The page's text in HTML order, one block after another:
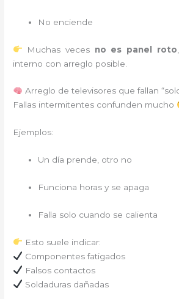
No enciende
Muchas veces no es panel roto
interno con arreglo posible.
Arreglo de televisores que fallan
Fallas intermitentes confunden mucho
Ejemplos:
Un día prende, otro no
Funciona horas y se apaga
Falla solo cuando se calienta
Esto suele indicar:
Componentes fatigados
Falsos contactos
Soldaduras dañadas